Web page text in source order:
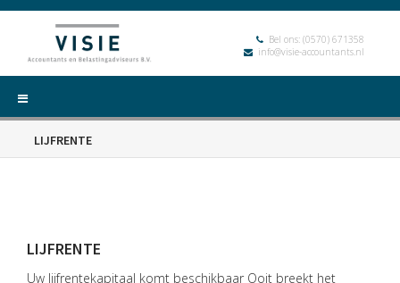
Bel ons: (0570) 671358
info@visie-accountants.nl
LIJFRENTE
LIJFRENTE
Uw lijfrentekapitaal komt beschikbaar Ooit breekt het